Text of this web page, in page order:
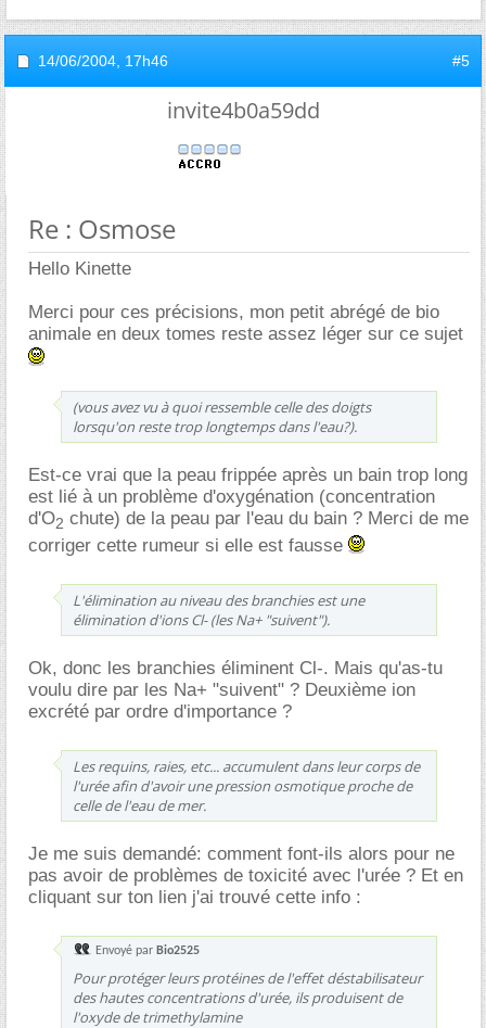
14/06/2004, 17h46 #5
invite4b0a59dd
Re : Osmose
Hello Kinette
Merci pour ces précisions, mon petit abrégé de bio
animale en deux tomes reste assez léger sur ce sujet
(vous avez vu à quoi ressemble celle des doigts
lorsqu'on reste trop longtemps dans l'eau?).
Est-ce vrai que la peau frippée après un bain trop long
est lié à un problème d'oxygénation (concentration
d'O2 chute) de la peau par l'eau du bain ? Merci de me
corriger cette rumeur si elle est fausse
L'élimination au niveau des branchies est une
élimination d'ions Cl- (les Na+ "suivent").
Ok, donc les branchies éliminent Cl-. Mais qu'as-tu
voulu dire par les Na+ "suivent" ? Deuxième ion
excrété par ordre d'importance ?
Les requins, raies, etc... accumulent dans leur corps de
l'urée afin d'avoir une pression osmotique proche de
celle de l'eau de mer.
Je me suis demandé: comment font-ils alors pour ne
pas avoir de problèmes de toxicité avec l'urée ? Et en
cliquant sur ton lien j'ai trouvé cette info :
Envoyé par Bio2525
Pour protéger leurs protéines de l'effet déstabilisateur
des hautes concentrations d'urée, ils produisent de
l'oxyde de trimethylamine